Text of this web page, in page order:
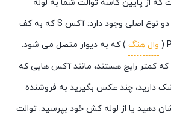
از پایین کاسه توالت شما به لوله
فاضلاب متصل می شود. دو نوع اصلی وجود دارد: آکس S که به کف
وال هنگ ) که به دیوار متصل می شود.
که کمتر رایج هستند، مانند آکس هایی که
دارید، چند عکس بگیرید به فروشنده
دهید یا از لوله کش خود بپرسید. توالت